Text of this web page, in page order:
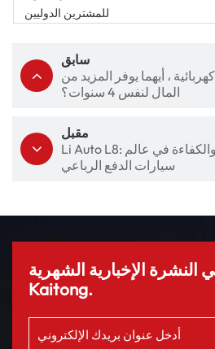
للمشترين الدوليين
سابق
، أيهما يوفر المزيد من
المال لنفس 4 سنوات؟
مقبل
Li Auto L8: حقبة جديدة من الفخامة والكفاءة في عالم
سيارات الدفع الرباعي
النشرة الإخبارية الشهرية
Kaitong.